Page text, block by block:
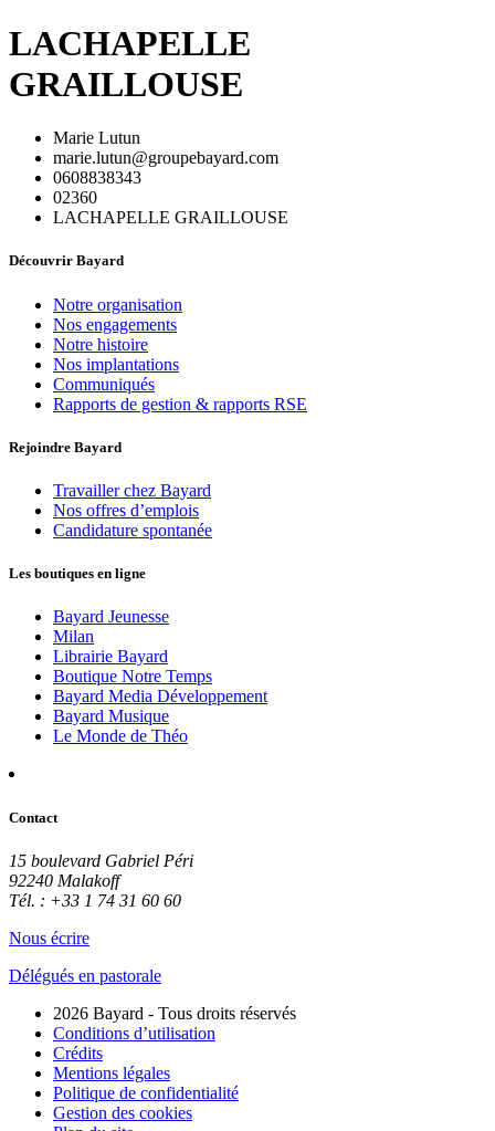
LACHAPELLE
GRAILLOUSE
Marie Lutun
marie.lutun@groupebayard.com
0608838343
02360
LACHAPELLE GRAILLOUSE
Découvrir Bayard
Notre organisation
Nos engagements
Notre histoire
Nos implantations
Communiqués
Rapports de gestion & rapports RSE
Rejoindre Bayard
Travailler chez Bayard
Nos offres d’emplois
Candidature spontanée
Les boutiques en ligne
Bayard Jeunesse
Milan
Librairie Bayard
Boutique Notre Temps
Bayard Media Développement
Bayard Musique
Le Monde de Théo
Contact
15 boulevard Gabriel Péri
92240 Malakoff
Tél. : +33 1 74 31 60 60
Nous écrire
Délégués en pastorale
2026 Bayard - Tous droits réservés
Conditions d’utilisation
Crédits
Mentions légales
Politique de confidentialité
Gestion des cookies